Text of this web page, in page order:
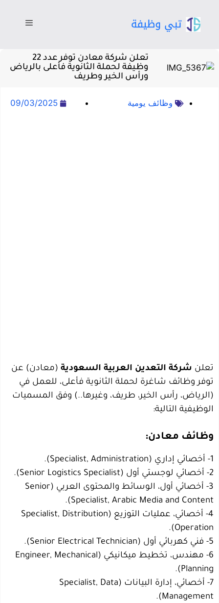
تعلن شركة معادن توفر عدد 22
وظيفة لحملة الثانوية فأعلى بالرياض
ورأس الخير وطريف
وظائف يومية 09/03/2025
تعلن شركة التعدين العربية السعودية (معادن) عن
توفر وظائف شاغرة لحملة الثانوية فأعلى، للعمل في
(الرياض، رأس الخير، طريف، وغيرها..) وفق المسميات
الوظيفية التالية:
وظائف معادن:
1- أخصائي إداري (Specialist, Administration).
2- أخصائي لوجستي أول (Senior Logistics Specialist).
3- أخصائي أول، الوسائط والمحتوى العربي (Senior
Specialist, Arabic Media and Content).
4- أخصائي، عمليات التوزيع (Specialist, Distribution
Operation).
5- فني كهربائي أول (Senior Electrical Technician).
6- مهندس، تخطيط ميكانيكي (Engineer, Mechanical
Planning).
7- أخصائي، إدارة البيانات (Specialist, Data
Management).